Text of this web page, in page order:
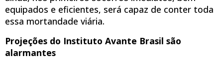
equipados e eficientes, será capaz de conter toda
essa mortandade viária.
Projeções do Instituto Avante Brasil são
alarmantes